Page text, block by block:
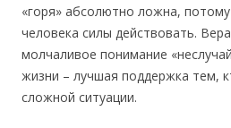
«горя» абсолютно ложна,
человека силы действовать.
молчаливое понимание
жизни – лучшая поддержка тем,
сложной ситуации.